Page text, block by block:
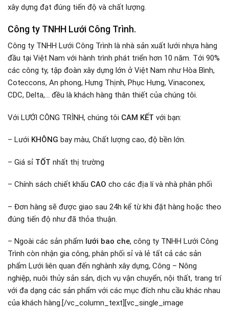
xây dựng đạt đúng tiến độ và chất lượng.
Công ty TNHH Lưới Công Trình.
Công ty TNHH Lưới Công Trình là nhà sản xuất lưới nhựa hàng
đầu tại Việt Nam với hành trình phát triển hơn 10 năm. Tới 90%
các công ty, tập đoàn xây dựng lớn ở Việt Nam như Hòa Bình,
Coteccons, An phong, Hưng Thịnh, Phục Hưng, Vinaconex,
CDC, Delta,… đều là khách hàng thân thiết của chúng tôi.
Với LƯỚI CÔNG TRÌNH, chúng tôi CAM KẾT với bạn:
– Lưới KHÔNG bay màu, Chất lượng cao, độ bền lớn.
– Giá sỉ TỐT nhất thị trường
– Chính sách chiết khấu CAO cho các địa lí và nhà phân phối
– Đơn hàng sẽ được giao sau 24h kể từ khi đặt hàng hoặc theo
đúng tiến độ như đã thỏa thuận.
– Ngoài các sản phẩm lưới bao che, công ty TNHH Lưới Công
Trình còn nhận gia công, phân phối sỉ và lẻ tất cả các sản
phẩm Lưới liên quan đến nghành xây dựng, Công – Nông
nghiệp, nuôi thủy sản sản, dịch vụ vận chuyển, nội thất, trang trí
với đa dạng các sản phẩm với các mục đích nhu cầu khác nhau
của khách hàng.[/vc_column_text][vc_single_image